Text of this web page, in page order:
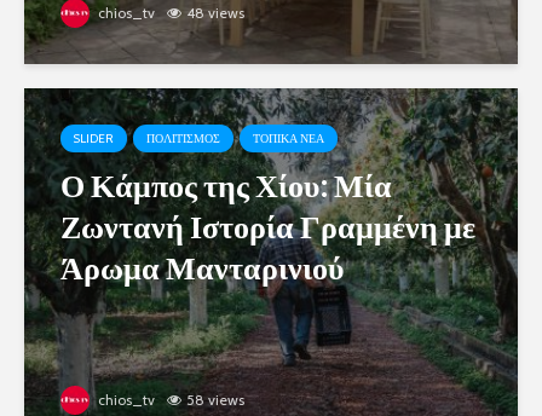
chios_tv 48 views
SLIDER ΠΟΛΙΤΙΣΜΟΣ ΤΟΠΙΚΑ ΝΕΑ
Ο Κάμπος της Χίου: Μία
Ζωντανή Ιστορία Γραμμένη με
Άρωμα Μανταρινιού
chios_tv 58 views